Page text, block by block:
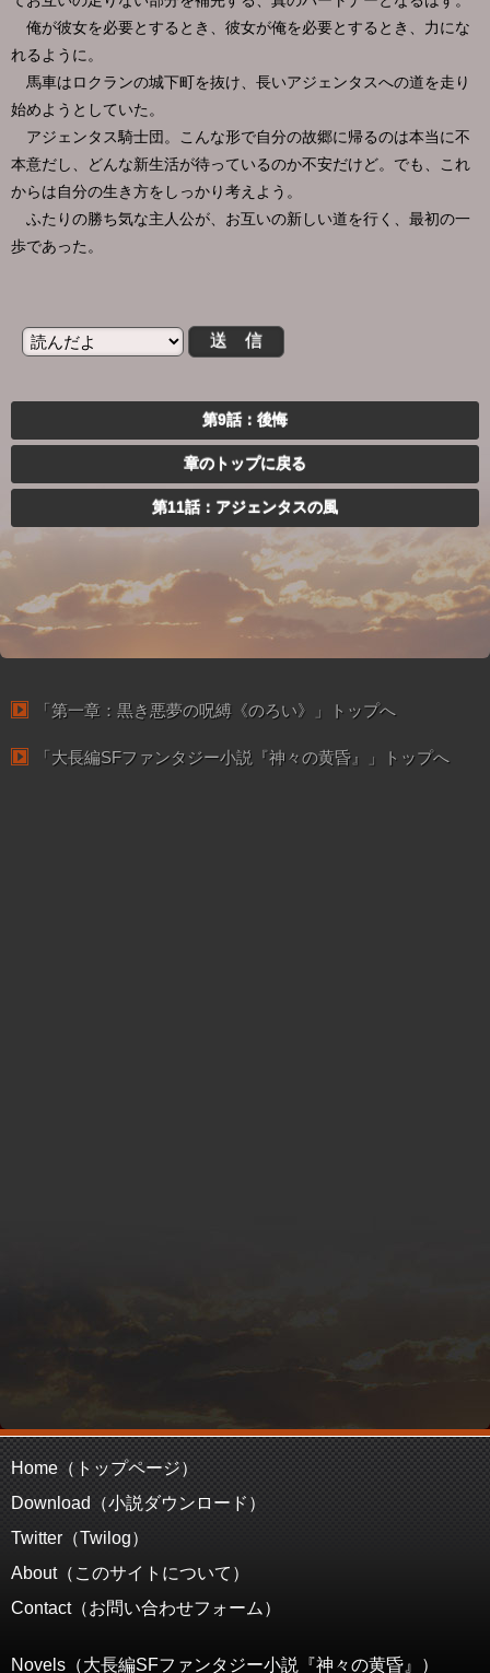
俺が彼女を必要とするとき、彼女が俺を必要とするとき、力にな
れるように。
馬車はロクランの城下町を抜け、長いアジェンタスへの道を走り
始めようとしていた。
アジェンタス騎士団。こんな形で自分の故郷に帰るのは本当に不
本意だし、どんな新生活が待っているのか不安だけど。でも、これ
からは自分の生き方をしっかり考えよう。
ふたりの勝ち気な主人公が、お互いの新しい道を行く、最初の一
歩であった。
第9話：後悔
章のトップに戻る
第11話：アジェンタスの風
「第一章：黒き悪夢の呪縛《のろい》」トップへ
「大長編SFファンタジー小説『神々の黄昏』」トップへ
Home（トップページ）
Download（小説ダウンロード）
Twitter（Twilog）
About（このサイトについて）
Contact（お問い合わせフォーム）
Novels（大長編SFファンタジー小説『神々の黄昏』）